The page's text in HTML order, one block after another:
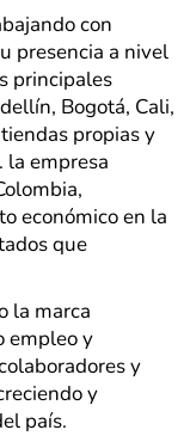
con
presencia a nivel
principales
Bogotá, Cali,
propias y
la empresa
económico en la
que
la marca
empleo y
y
y
país.